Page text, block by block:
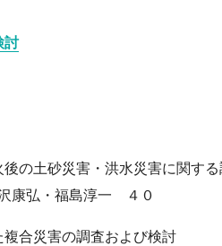
討
の土砂災害・洪水災害に関する
康弘・福島淳一 ４０
合災害の調査および検討